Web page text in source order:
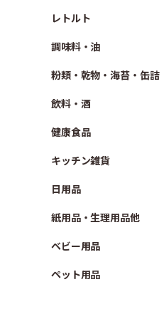
レトルト
調味料・油
粉類・乾物・海苔・缶詰
飲料・酒
健康食品
キッチン雑貨
日用品
紙用品・生理用品他
ベビー用品
ペット用品